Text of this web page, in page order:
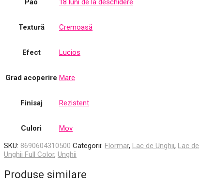
Pao 18 luni de la deschidere
Textură Cremoasă
Efect Lucios
Grad acoperire Mare
Finisaj Rezistent
Culori
Mov
SKU: 8690604310500 Categorii: Flormar, Lac de Unghii, Lac de
Unghii Full Color, Unghii
Produse similare